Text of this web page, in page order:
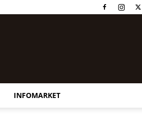
INFOMARKET